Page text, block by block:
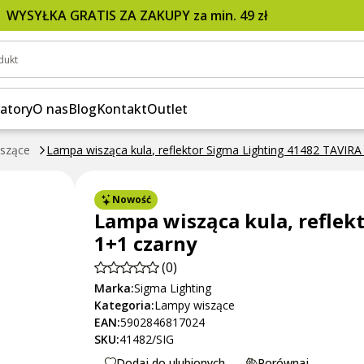
WYSYŁKA GRATIS ZA ZAKUPY za min. 49 zł
O nasBlogKontaktOutlet
Lampa wisząca kula, reflektor Sigma Lighting 41482
TAVIRA 1+1 czarny
Nowość
Lampa wisząca kula,
1+1 czarny
(0)
Marka:Sigma Lighting
Kategoria:Lampy wiszące
EAN:5902846817024
SKU:41482/SIG